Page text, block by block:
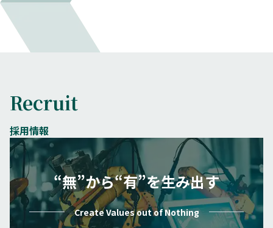
Recruit
採用情報
“無”から“有”を生み出す
Create Values out of Nothing